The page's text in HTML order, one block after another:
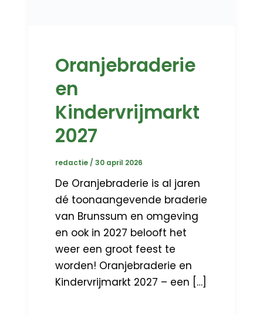
Oranjebraderie
en
Kindervrijmarkt
2027
redactie/30 april 2026
De Oranjebraderie is al jaren
dé toonaangevende braderie
van Brunssum en omgeving
en ook in 2027 belooft het
weer een groot feest te
worden! Oranjebraderie en
Kindervrijmarkt 2027 – een […]